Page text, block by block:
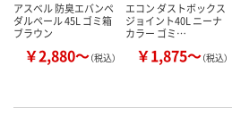
アスベル 防臭エバンペ
ダルペール 45L ゴミ箱
ブラウン
￥2,880～（税込）
エコン ダストボックス
ジョイント40L ニーナ
カラー ゴミ…
￥1,875～（税込）